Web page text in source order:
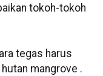
tokoh-tokoh
tegas harus
mangrove .